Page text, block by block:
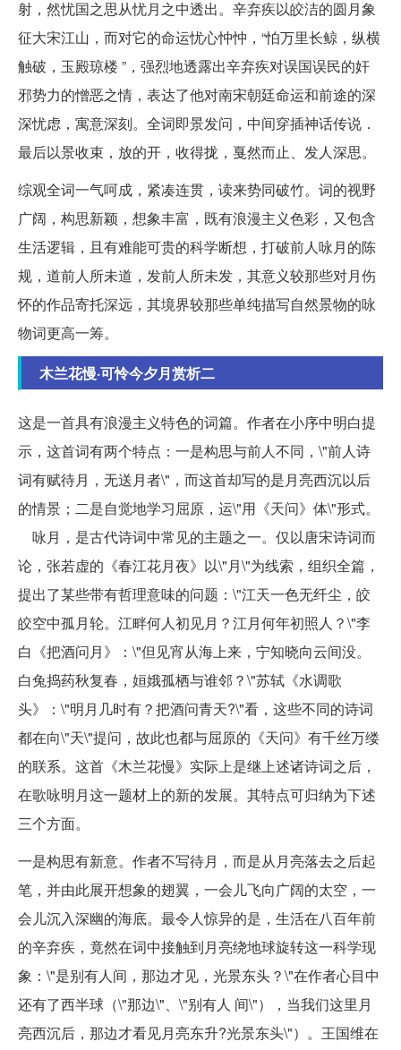
射，然忧国之思从忧月之中透出。辛弃疾以皎洁的圆月象
征大宋江山，而对它的命运忧心忡忡，“怕万里长鲸，纵横
触破，玉殿琼楼 ”，强烈地透露出辛弃疾对误国误民的奸
邪势力的憎恶之情，表达了他对南宋朝廷命运和前途的深
深忧虑，寓意深刻。全词即景发问，中间穿插神话传说．
最后以景收束，放的开，收得拢，戛然而止、发人深思。
综观全词一气呵成，紧凑连贯，读来势同破竹。词的视野
广阔，构思新颖，想象丰富，既有浪漫主义色彩，又包含
生活逻辑，且有难能可贵的科学断想，打破前人咏月的陈
规，道前人所未道，发前人所未发，其意义较那些对月伤
怀的作品寄托深远，其境界较那些单纯描写自然景物的咏
物词更高一筹。
木兰花慢·可怜今夕月赏析二
这是一首具有浪漫主义特色的词篇。作者在小序中明白提
示，这首词有两个特点：一是构思与前人不同，\"前人诗
词有赋待月，无送月者\"，而这首却写的是月亮西沉以后
的情景；二是自觉地学习屈原，运\"用《天问》体\"形式。
咏月，是古代诗词中常见的主题之一。仅以唐宋诗词而
论，张若虚的《春江花月夜》以\"月\"为线索，组织全篇，
提出了某些带有哲理意味的问题：\"江天一色无纤尘，皎
皎空中孤月轮。江畔何人初见月？江月何年初照人？\"李
白《把酒问月》：\"但见宵从海上来，宁知晓向云间没。
白兔捣药秋复春，姮娥孤栖与谁邻？\"苏轼《水调歌
头》：\"明月几时有？把酒问青天?\"看，这些不同的诗词
都在向\"天\"提问，故此也都与屈原的《天问》有千丝万缕
的联系。这首《木兰花慢》实际上是继上述诸诗词之后，
在歌咏明月这一题材上的新的发展。其特点可归纳为下述
三个方面。
一是构思有新意。作者不写待月，而是从月亮落去之后起
笔，并由此展开想象的翅翼，一会儿飞向广阔的太空，一
会儿沉入深幽的海底。最令人惊异的是，生活在八百年前
的辛弃疾，竟然在词中接触到月亮绕地球旋转这一科学现
象：\"是别有人间，那边才见，光景东头？\"在作者心目中
还有了西半球（\"那边\"、\"别有人 间\"），当我们这里月
亮西沉后，那边才看见月亮东升?光景东头\"）。王国维在